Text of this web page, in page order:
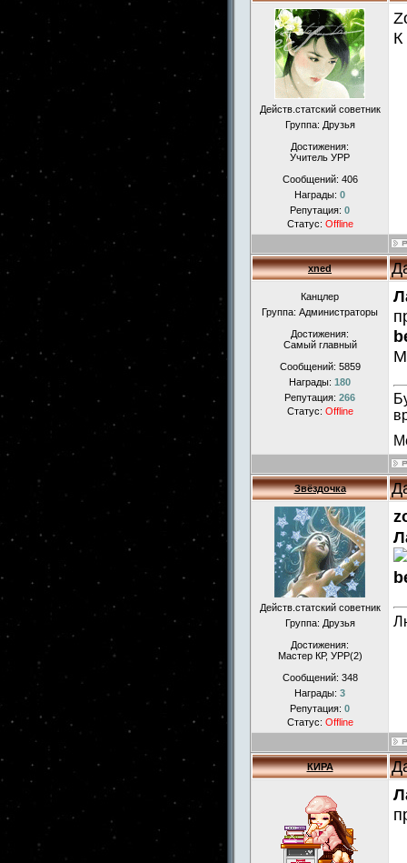
Действ.статский советник
Группа: Друзья
Достижения:
Учитель УРР
Сообщений: 406
Награды: 0
Репутация: 0
Статус: Offline
К
xned
Канцлер
Группа: Администраторы
Достижения:
Самый главный
Сообщений: 5859
Награды: 180
Репутация: 266
Статус: Offline
Звёздочка
Действ.статский советник
Группа: Друзья
Достижения:
Мастер КР, УРР(2)
Сообщений: 348
Награды: 3
Репутация: 0
Статус: Offline
КИРА